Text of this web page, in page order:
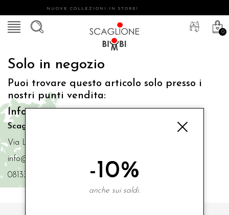
NUOVE COLLEZIONI IN STORE!
0
Solo in negozio
Puoi trovare questo articolo solo presso i
nostri punti vendita:
Info contatti
Scaglione Bimbi di Iacono Maria Angela
Via Luigi Mazzella,73 80077 Ischia
info@scaglionebimbi.com
0813331162
-10%
anche sui saldi.